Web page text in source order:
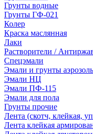
Грунты водные
Грунты ГФ-021
Колер
Краска маслянная
Лаки
Растворители /
Спецэмали
Эмали и грунты
Эмали НЦ
Эмали ПФ-115
Эмали для пола
Грунты прочие
Лента (скотч, клейкая,
Лента клейкая